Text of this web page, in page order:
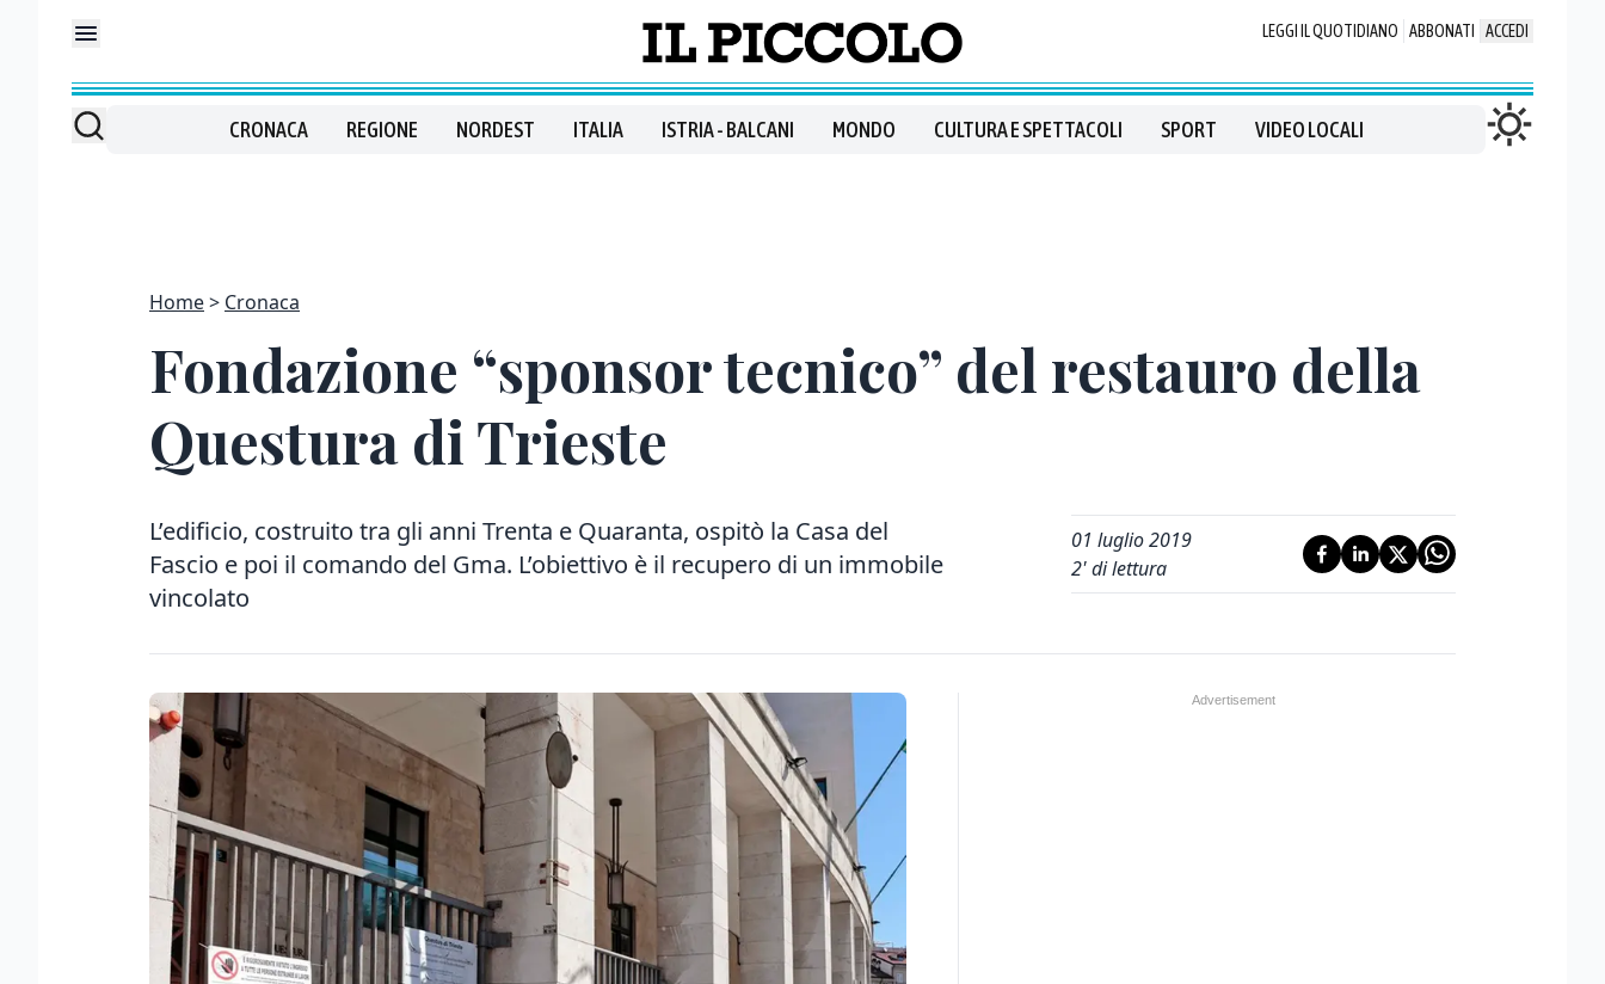
LEGGI IL QUOTIDIANO ABBONATI ACCEDI
CRONACA REGIONE NORDEST ITALIA ISTRIA - BALCANI MONDO CULTURA E SPETTACOLI SPORT VIDEO LOCALI
Home Cronaca
Fondazione “sponsor tecnico” del restauro della
Questura di Trieste
L’edificio, costruito tra gli anni Trenta e Quaranta, ospitò la Casa del
Fascio e poi il comando del Gma. L’obiettivo è il recupero di un immobile
vincolato
01 luglio 2019
2' di lettura